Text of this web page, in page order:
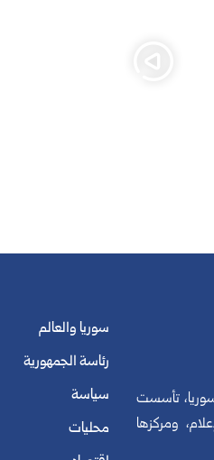
سوريا، تأسست
الإعلام، ومركزها
سوريا والعالم
رئاسة الجمهورية
سياسة
محليات